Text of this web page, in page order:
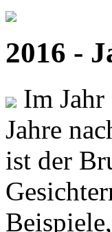
2016 -
Im
Jahre
ist der